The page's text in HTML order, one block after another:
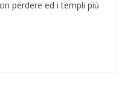
perdere ed i templi più